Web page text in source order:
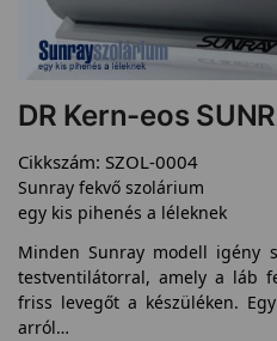
DR Kern-eos
Cikkszám: SZOL-0004
Sunray fekvő szolárium
egy kis pihenés a léleknek
Minden Sunray modell igény
testventilátorral, amely a láb
friss levegőt a készüléken.
arról…